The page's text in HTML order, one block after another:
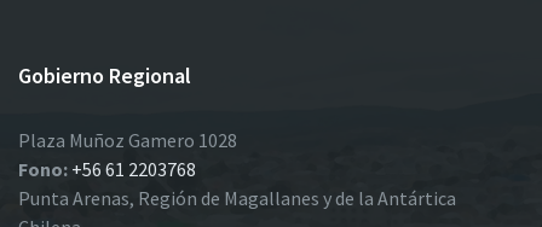
Gobierno Regional
Plaza Muñoz Gamero 1028
Fono: +56 61 2203768
Punta Arenas, Región de Magallanes y de la Antártica